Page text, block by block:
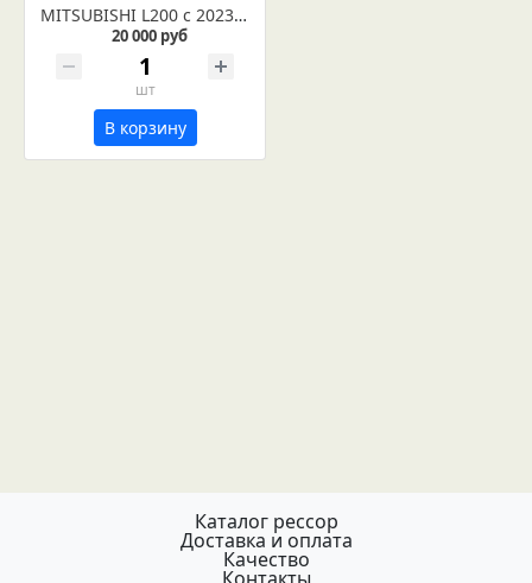
MITSUBISHI L200 с 2023 г. рессора задняя (Арт. IR 01-32в)
20 000 руб
шт
В корзину
Каталог рессор
Доставка и оплата
Качество